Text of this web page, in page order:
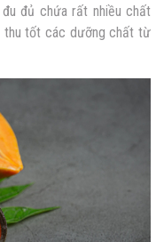
đủ chứa rất nhiều chất
thu tốt các dưỡng chất từ